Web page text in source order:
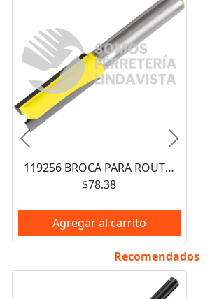
119256 BROCA PARA ROUTER DE ACERO RECTA DE 2 FILOS 3/4" ZANCO DE 1/4" SURTEK
$78.38
Agregar al carrito
Anterior Siguiente
Recomendados